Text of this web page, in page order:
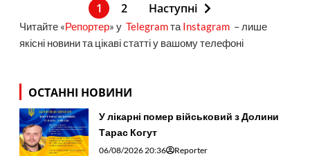
1 2 Наступні
Читайте «Репортер» у Telegramта Instagram– лише
якісні новини та цікаві статті у вашому телефоні
ОСТАННІ НОВИНИ
У лікарні помер військовий з Долини
Тарас Когут
06/08/2026 20:36 Reporter